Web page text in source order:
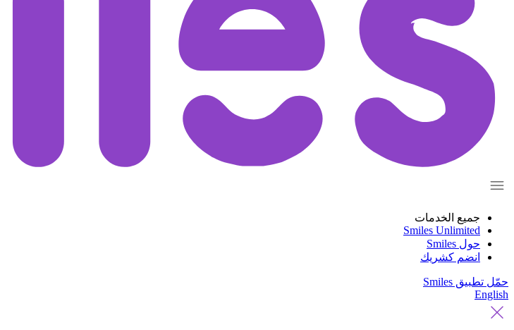
جميع الخدمات
Smiles Unlimited
حول Smiles
انضم كشريك
حمّل تطبيق Smiles
English